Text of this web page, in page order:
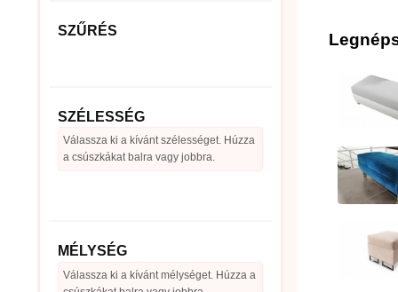
SZŰRÉS
SZÉLESSÉG
Válassza ki a kívánt szélességet. Húzza
a csúszkákat balra vagy jobbra.
MÉLYSÉG
Válassza ki a kívánt mélységet. Húzza a